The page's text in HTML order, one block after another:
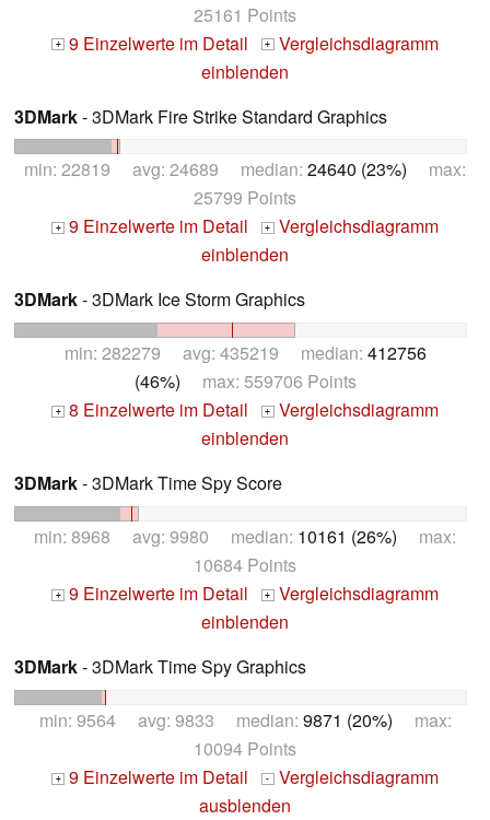
25161 Points
+ 9 Einzelwerte im Detail + Vergleichsdiagramm
einblenden
3DMark- 3DMark Fire Strike Standard Graphics
min: 22819 avg: 24689 median: 24640 (23%) max:
25799 Points
+ 9 Einzelwerte im Detail + Vergleichsdiagramm
einblenden
3DMark- 3DMark Ice Storm Graphics
min: 282279 avg: 435219 median: 412756
(46%) max: 559706 Points
+ 8 Einzelwerte im Detail + Vergleichsdiagramm
einblenden
3DMark- 3DMark Time Spy Score
min: 8968 avg: 9980 median: 10161 (26%) max:
10684 Points
+ 9 Einzelwerte im Detail + Vergleichsdiagramm
einblenden
3DMark- 3DMark Time Spy Graphics
min: 9564 avg: 9833 median: 9871 (20%) max:
10094 Points
+ 9 Einzelwerte im Detail - Vergleichsdiagramm
ausblenden